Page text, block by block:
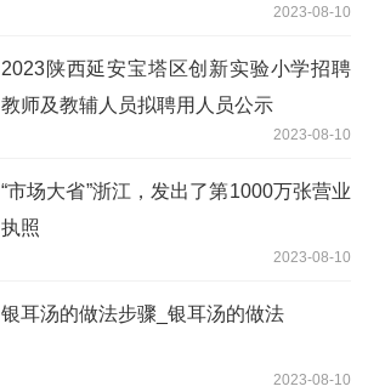
2023-08-10
2023陕西延安宝塔区创新实验小学招聘
教师及教辅人员拟聘用人员公示
2023-08-10
“市场大省”浙江，发出了第1000万张营业
执照
2023-08-10
银耳汤的做法步骤_银耳汤的做法
2023-08-10